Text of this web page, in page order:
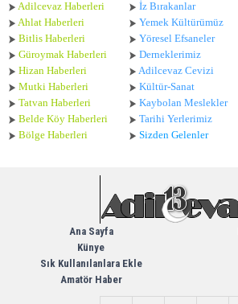
Adilcevaz Haberleri
Ahlat Haberleri
Bitlis Haberleri
Güroymak Haberleri
Hizan Haberleri
Mutki Haberleri
Tatvan Haberleri
Belde Köy Haberleri
Bölge Haberleri
İz Bırakanlar
Yemek Kültürümüz
Yöresel Efsaneler
Derneklerimiz
Adilcevaz Cevizi
Kültür-Sanat
Kaybolan Meslekler
Tarihi Yerlerimiz
Sizden Gelenler
Ana Sayfa
Künye
Sık Kullanılanlara Ekle
Amatör Haber